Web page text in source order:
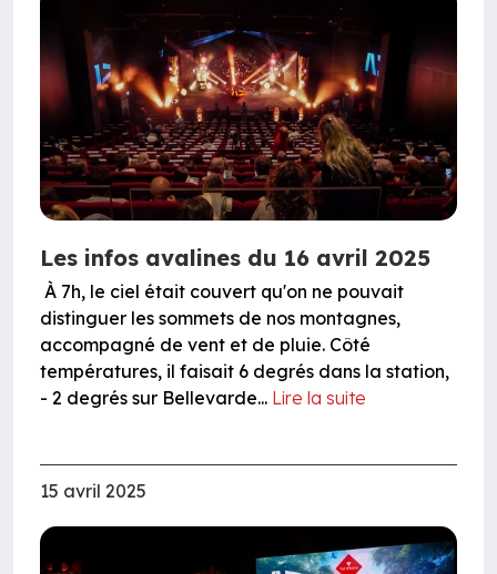
Les infos avalines du 16 avril 2025
À 7h, le ciel était couvert qu'on ne pouvait
distinguer les sommets de nos montagnes,
accompagné de vent et de pluie. Côté
températures, il faisait 6 degrés dans la station,
- 2 degrés sur Bellevarde... Lire la suite
15 avril 2025